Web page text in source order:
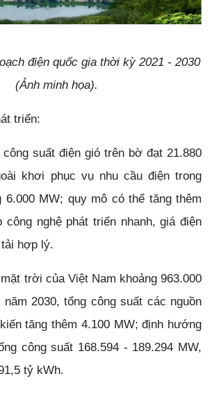
điện quốc gia thời kỳ 2021 - 2030
(Ảnh minh họa).
triển:
suất điện gió trên bờ đạt 21.880
khơi phục vụ nhu cầu điện trong
6.000 MW; quy mô có thể tăng thêm
nghệ phát triển nhanh, giá điện
hợp lý.
trời của Việt Nam khoảng 963.000
2030, tổng công suất các nguồn
tăng thêm 4.100 MW; định hướng
công suất 168.594 - 189.294 MW,
tỷ kWh.